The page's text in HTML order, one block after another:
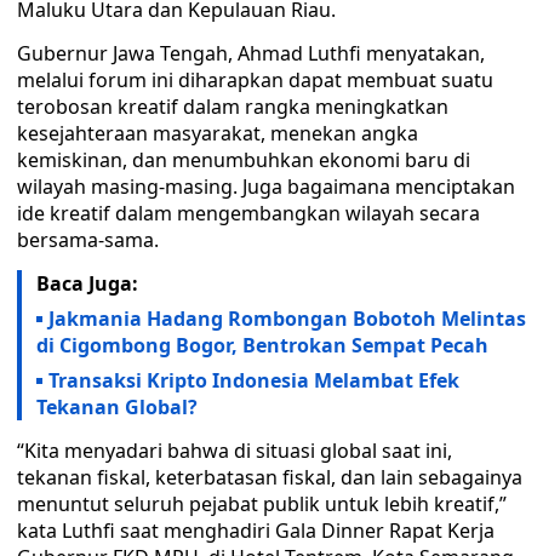
Maluku Utara dan Kepulauan Riau.
Gubernur Jawa Tengah, Ahmad Luthfi menyatakan,
melalui forum ini diharapkan dapat membuat suatu
terobosan kreatif dalam rangka meningkatkan
kesejahteraan masyarakat, menekan angka
kemiskinan, dan menumbuhkan ekonomi baru di
wilayah masing-masing. Juga bagaimana menciptakan
ide kreatif dalam mengembangkan wilayah secara
bersama-sama.
Baca Juga:
Jakmania Hadang Rombongan Bobotoh Melintas
di Cigombong Bogor, Bentrokan Sempat Pecah
Transaksi Kripto Indonesia Melambat Efek
Tekanan Global?
“Kita menyadari bahwa di situasi global saat ini,
tekanan fiskal, keterbatasan fiskal, dan lain sebagainya
menuntut seluruh pejabat publik untuk lebih kreatif,”
kata Luthfi saat menghadiri Gala Dinner Rapat Kerja